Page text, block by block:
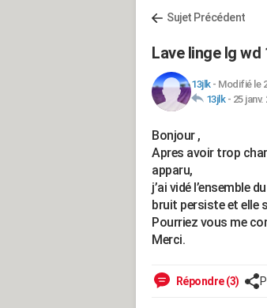
Sujet Précédent
Lave linge lg wd
13jlk- Modifié le
13jlk- 25 janv.
Bonjour ,
Apres avoir trop
apparu,
j’ai vidé l’ensemble
bruit persiste et elle
Pourriez vous me
Merci.
Répondre (3)